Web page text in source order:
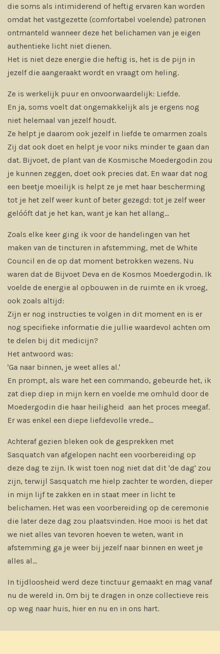
die soms als intimiderend of heftig ervaren kan worden
omdat het vastgezette (comfortabel voelende) patronen
ontmanteld wanneer deze het belichamen van je eigen
authentieke licht niet dienen.
Het is niet deze energie die heftig is, het is de pijn in
jezelf die aangeraakt wordt en vraagt om heling.
Ze is werkelijk puur en onvoorwaardelijk: Liefde.
En ja, soms voelt dat ongemakkelijk als je ergens nog
niet helemaal van jezelf houdt.
Ze helpt je daarom ook jezelf in liefde te omarmen zoals
Zij dat ook doet en helpt je voor niks minder te gaan dan
dat. Bijvoet, de plant van de Kosmische Moedergodin zou
je kunnen zeggen, doet ook precies dat. En waar dat nog
een beetje moeilijk is helpt ze je met haar bescherming
tot je het zelf weer kunt of beter gezegd: tot je zelf weer
gelóóft dat je het kan, want je kan het allang...
Zoals elke keer ging ik voor de handelingen van het
maken van de tincturen in afstemming, met de White
Council en de op dat moment betrokken wezens. Nu
waren dat de Bijvoet Deva en de Kosmos Moedergodin. Ik
voelde de energie al opbouwen in de ruimte en ik vroeg,
ook zoals altijd:
Zijn er nog instructies te volgen in dit moment en is er
nog specifieke informatie die jullie waardevol achten om
te delen bij dit medicijn?
Het antwoord was:
'Ga naar binnen, je weet alles al.'
En prompt, als ware het een commando, gebeurde het, ik
zat diep diep in mijn kern en voelde me omhuld door de
Moedergodin die haar heiligheid aan het proces meegaf.
Er was enkel een diepe liefdevolle vrede...
Achteraf gezien bleken ook de gesprekken met
Sasquatch van afgelopen nacht een voorbereiding op
deze dag te zijn. Ik wist toen nog niet dat dit 'de dag' zou
zijn, terwijl Sasquatch me hielp zachter te worden, dieper
in mijn lijf te zakken en in staat meer in licht te
belichamen. Het was een voorbereiding op de ceremonie
die later deze dag zou plaatsvinden. Hoe mooi is het dat
we niet alles van tevoren hoeven te weten, want in
afstemming ga je weer bij jezelf naar binnen en weet je
alles al...
In tijdloosheid werd deze tinctuur gemaakt en mag vanaf
nu de wereld in. Om bij te dragen in onze collectieve reis
op weg naar huis, hier en nu en in ons hart.